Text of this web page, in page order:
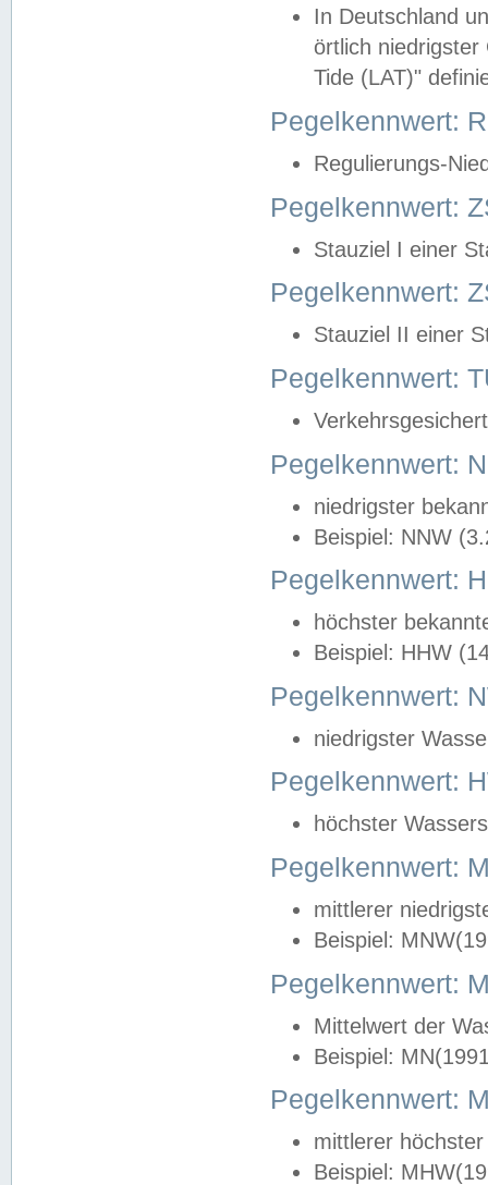
In Deutschland
örtlich
Tide (LAT)"
Pegelkennwert:
Regulierungs-
Pegelkennwert:
Stauziel I einer
Pegelkennwert:
Stauziel II einer
Pegelkennwert:
Pegelkennwert:
niedrigster
Beispiel: NNW
Pegelkennwert:
höchster
Beispiel: HHW
Pegelkennwert:
niedrigster
Pegelkennwert:
höchster
Pegelkennwert:
mittlerer
Beispiel:
Pegelkennwert:
Mittelwert der
Beispiel:
Pegelkennwert:
mittlerer
Beispiel: